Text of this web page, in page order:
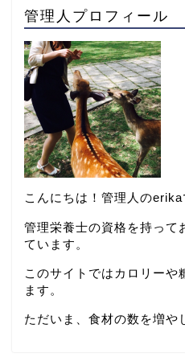
管理人プロフィール
こんにちは！管理人のerika
管理栄養士の資格を持って
ています。
このサイトではカロリーや
ます。
ただいま、食材の数を増や